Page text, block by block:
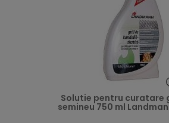
Solutie pentru curatare
semineu 750 ml